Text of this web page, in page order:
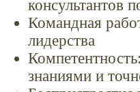
консультантов
Командная
лидерства
знаниями и